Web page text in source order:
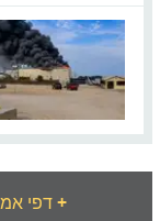
דפי אמריקה - הוסף בית עסק+